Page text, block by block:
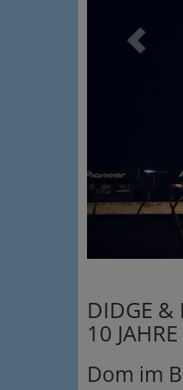
DIDGE &
10
Dom im